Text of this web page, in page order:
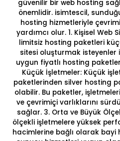
güvenilir bir web hosting
önemlidir. isimtescil,
hosting hizmetleriyle
yardımcı olur. 1. Kişisel Web
limitsiz hosting paketleri
sitesi oluşturmak isteyenler
uygun fiyatlı hosting
Küçük İşletmeler:Küçük
paketlerinden silver hosting
olabilir. Bu paketler,
ve çevrimiçi varlıklarını
sağlar. 3. Orta ve Büyük
ölçekli işletmelere yüksek
hacimlerine bağlı olarak bayi